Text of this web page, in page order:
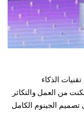
الذكاء
من العمل والتكاثر
الجينوم الكامل